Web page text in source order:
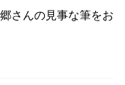
さんの見事な筆をお